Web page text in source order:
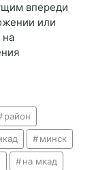
впереди
или
на
район
минск
на мкад